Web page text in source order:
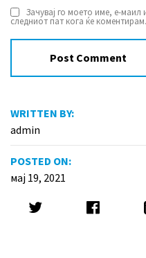
Зачувај го моето име, е-маил
следниот пат кога ќе коментирам.
WRITTEN BY:
admin
POSTED ON:
мај 19, 2021